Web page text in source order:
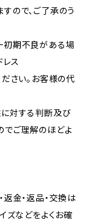
ので、ご了承のう
初期不良がある場
ス
さい。お客様の代
対する判断及び
でご理解のほどよ
金・返品・交換は
ズなどをよくお確